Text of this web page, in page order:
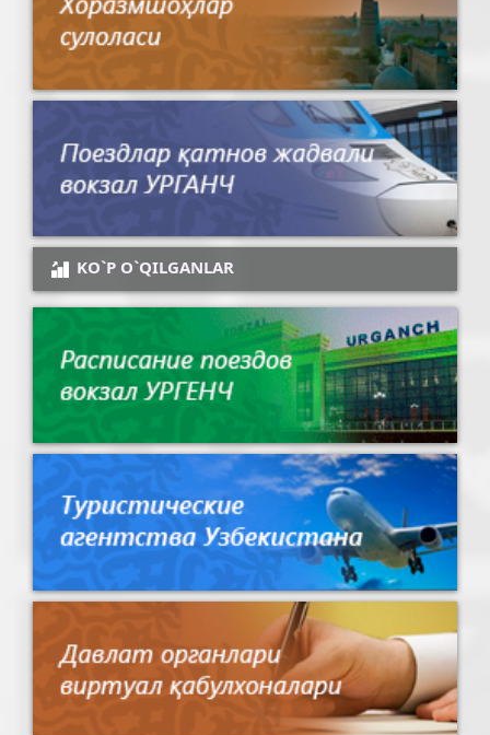
KO`P O`QILGANLAR